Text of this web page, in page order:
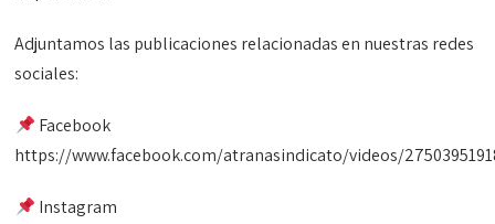
Adjuntamos las publicaciones relacionadas en nuestras redes
sociales:
Facebook
https://www.facebook.com/atranasindicato/videos/
Instagram